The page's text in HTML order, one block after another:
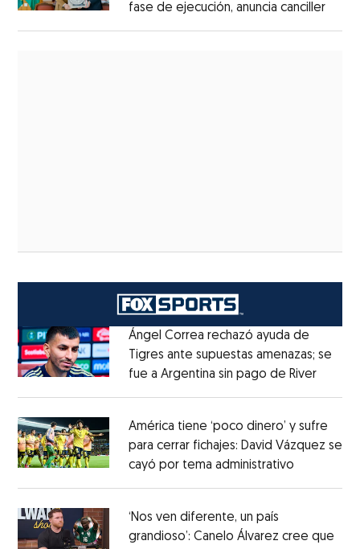
fase de ejecución, anuncia canciller
Ángel Correa rechazó ayuda de
Tigres ante supuestas amenazas; se
fue a Argentina sin pago de RiverOpens
América tiene ‘poco dinero’ y sufre
para cerrar fichajes: David Vázquez se
cayó por tema administrativo
‘Nos ven diferente, un país
grandioso’: Canelo Álvarez cree que